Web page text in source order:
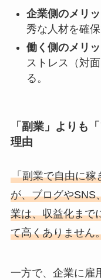
企業側のメリッ
秀な人材を確保
働く側のメリッ
ストレス（対
る。
「副業」よりも
理由
「副業で自由に稼
が、ブログやSNS
業は、収益化まで
て高くありません
一方で、企業に雇